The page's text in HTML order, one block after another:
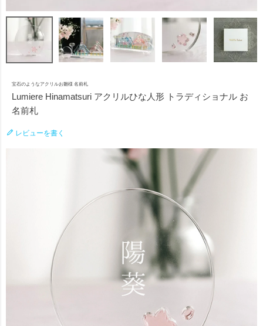
宝石のようなアクリルお雛様 名前札
Lumiere Hinamatsuri アクリルひな人形 トラディショナル お
名前札
レビューを書く